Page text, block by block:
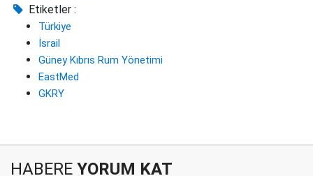
Etiketler :
Türkiye
İsrail
Güney Kıbrıs Rum Yönetimi
EastMed
GKRY
HABERE YORUM KAT